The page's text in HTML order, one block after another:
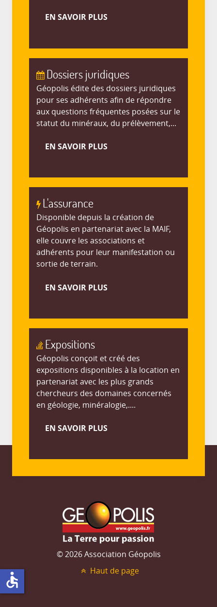
EN SAVOIR PLUS
Dossiers juridiques
Géopolis édite des dossiers juridiques
pour ses adhérents afin de répondre
aux questions fréquentes posées sur le
statut du minéraux, du prélèvement,...
EN SAVOIR PLUS
L'assurance
Disponible depuis la création de
Géopolis en partenariat avec la MAIF,
elle couvre les associations et
adhérents pour leur manifestation ou
sortie de terrain.
EN SAVOIR PLUS
Expositions
Géopolis conçoit et créé des
expositions disponibles à la location en
partenariat avec les plus grands
chercheurs des domaines concernés
en géologie, minéralogie,....
EN SAVOIR PLUS
© 2026 Association Géopolis
Haut de page
accessible